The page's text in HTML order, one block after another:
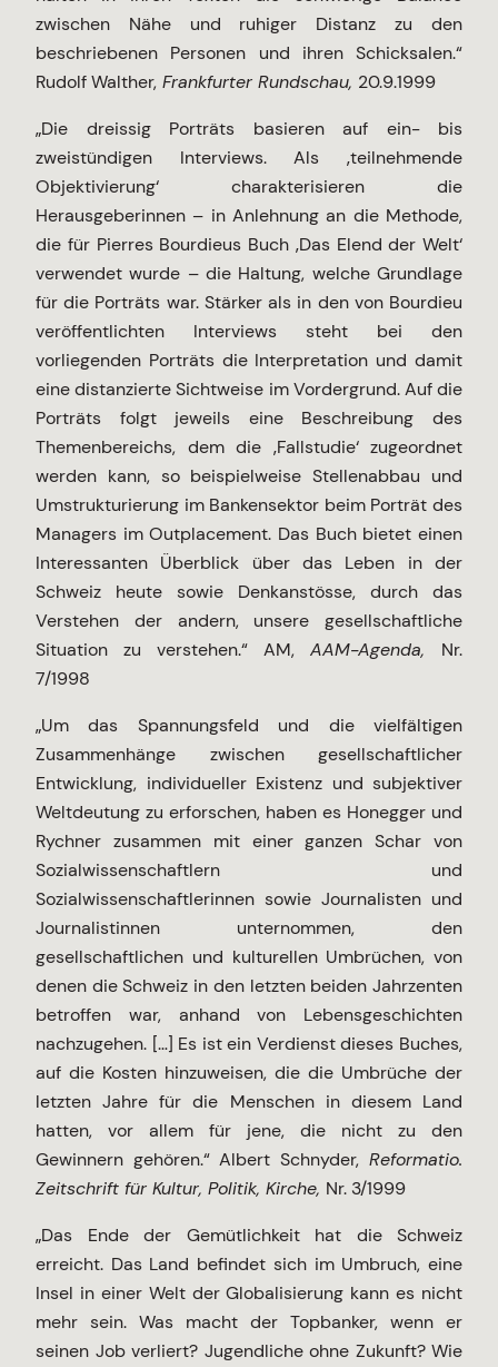
zwischen Nähe und ruhiger Distanz zu den
beschriebenen Personen und ihren Schicksalen.“
Rudolf Walther, Frankfurter Rundschau, 20.9.1999
„Die dreissig Porträts basieren auf ein- bis
zweistündigen Interviews. Als ‚teilnehmende
Objektivierung‘ charakterisieren die
Herausgeberinnen – in Anlehnung an die Methode,
die für Pierres Bourdieus Buch ‚Das Elend der Welt‘
verwendet wurde – die Haltung, welche Grundlage
für die Porträts war. Stärker als in den von Bourdieu
veröffentlichten Interviews steht bei den
vorliegenden Porträts die Interpretation und damit
eine distanzierte Sichtweise im Vordergrund. Auf die
Porträts folgt jeweils eine Beschreibung des
Themenbereichs, dem die ‚Fallstudie‘ zugeordnet
werden kann, so beispielweise Stellenabbau und
Umstrukturierung im Bankensektor beim Porträt des
Managers im Outplacement. Das Buch bietet einen
Interessanten Überblick über das Leben in der
Schweiz heute sowie Denkanstösse, durch das
Verstehen der andern, unsere gesellschaftliche
Situation zu verstehen.“ AM, AAM-Agenda, Nr.
7/1998
„Um das Spannungsfeld und die vielfältigen
Zusammenhänge zwischen gesellschaftlicher
Entwicklung, individueller Existenz und subjektiver
Weltdeutung zu erforschen, haben es Honegger und
Rychner zusammen mit einer ganzen Schar von
Sozialwissenschaftlern und
Sozialwissenschaftlerinnen sowie Journalisten und
Journalistinnen unternommen, den
gesellschaftlichen und kulturellen Umbrüchen, von
denen die Schweiz in den letzten beiden Jahrzenten
betroffen war, anhand von Lebensgeschichten
nachzugehen. […] Es ist ein Verdienst dieses Buches,
auf die Kosten hinzuweisen, die die Umbrüche der
letzten Jahre für die Menschen in diesem Land
hatten, vor allem für jene, die nicht zu den
Gewinnern gehören.“ Albert Schnyder,Reformatio.
Zeitschrift für Kultur, Politik, Kirche, Nr. 3/1999
„Das Ende der Gemütlichkeit hat die Schweiz
erreicht. Das Land befindet sich im Umbruch, eine
Insel in einer Welt der Globalisierung kann es nicht
mehr sein. Was macht der Topbanker, wenn er
seinen Job verliert? Jugendliche ohne Zukunft? Wie